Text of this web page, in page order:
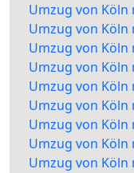
Umzug von Köln
Umzug von Köln
Umzug von
Umzug von Köln
Umzug von Köln
Umzug von Köln
Umzug von
Umzug von Köln
Umzug von Köln